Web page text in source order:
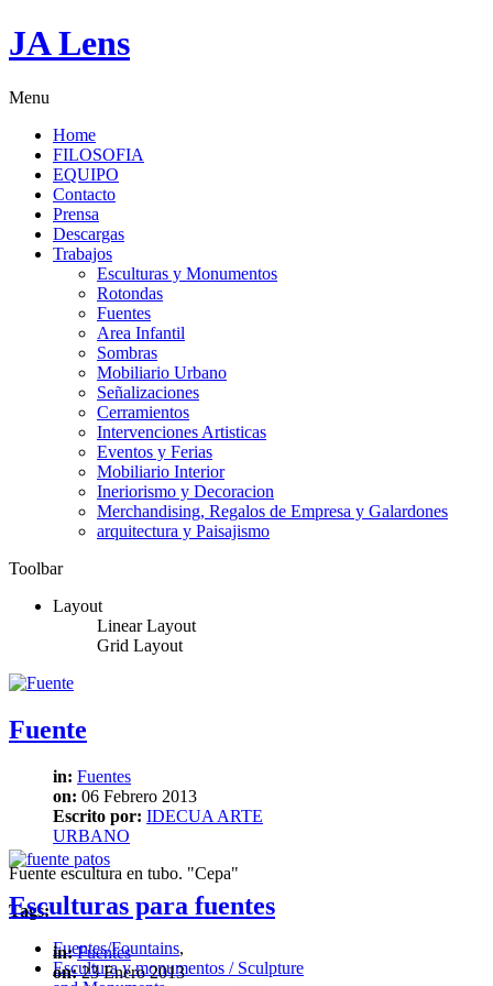
JA Lens
Menu
Home
FILOSOFIA
EQUIPO
Contacto
Prensa
Descargas
Trabajos
Esculturas y Monumentos
Rotondas
Fuentes
Area Infantil
Sombras
Mobiliario Urbano
Señalizaciones
Cerramientos
Intervenciones Artisticas
Eventos y Ferias
Mobiliario Interior
Ineriorismo y Decoracion
Merchandising, Regalos de Empresa y Galardones
arquitectura y Paisajismo
Toolbar
Layout
Linear Layout
Grid Layout
Fuente
in: Fuentes
on: 06 Febrero 2013
Escrito por: IDECUA ARTE
URBANO
Fuente escultura en tubo. "Cepa"
Tags:
Fuentes/Fountains,
Escultura y monumentos / Sculpture
Esculturas para fuentes
in:Fuentes
on:23 Enero 2013